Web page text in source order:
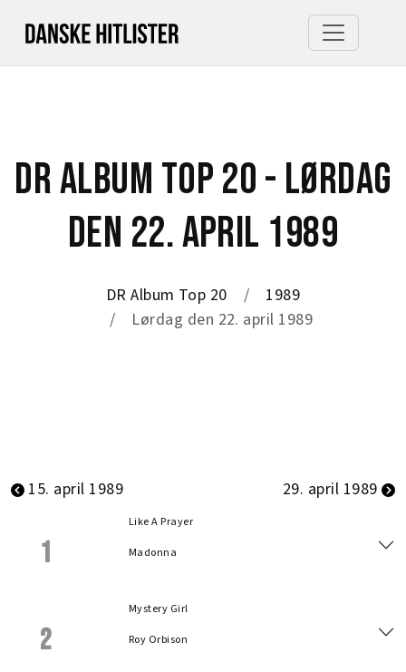
DR ALBUM TOP 20 - LØRDAG
DEN 22. APRIL 1989
DR Album Top 20
1989
Lørdag den 22. april 1989
15. april 1989 29. april 1989
1
Like A Prayer
Madonna
2
Mystery Girl
Roy Orbison